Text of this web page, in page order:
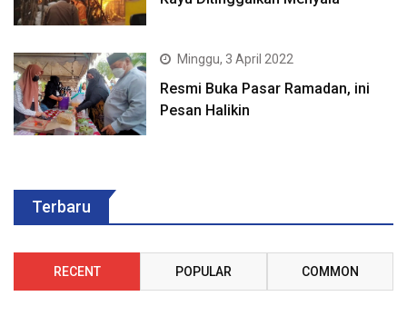
Minggu, 3 April 2022
Resmi Buka Pasar Ramadan, ini
Pesan Halikin
Terbaru
RECENT POPULAR COMMON